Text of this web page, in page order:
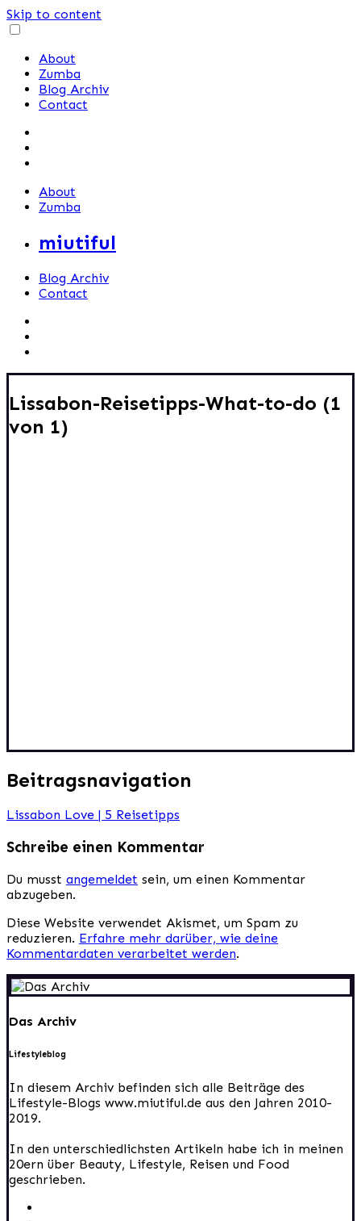
Skip to content
About
Zumba
Blog Archiv
Contact
About
Zumba
miutiful
Blog Archiv
Contact
Lissabon-Reisetipps-What-to-do (1
von 1)
Beitragsnavigation
Lissabon Love | 5 Reisetipps
Schreibe einen Kommentar
Du musst angemeldet sein, um einen Kommentar
abzugeben.
Diese Website verwendet Akismet, um Spam zu
reduzieren. Erfahre mehr darüber, wie deine
Kommentardaten verarbeitet werden.
Das Archiv
Lifestyleblog
In diesem Archiv befinden sich alle Beiträge des
Lifestyle-Blogs www.miutiful.de aus den Jahren 2010-
2019.
In den unterschiedlichsten Artikeln habe ich in meinen
20ern über Beauty, Lifestyle, Reisen und Food
geschrieben.